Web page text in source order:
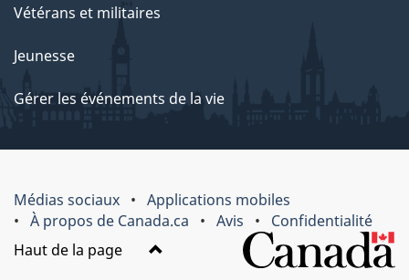
Vétérans et militaires
Jeunesse
Gérer les événements de la vie
Médias sociaux
Applications mobiles
À propos de Canada.ca
Avis
Confidentialité
Haut de la page